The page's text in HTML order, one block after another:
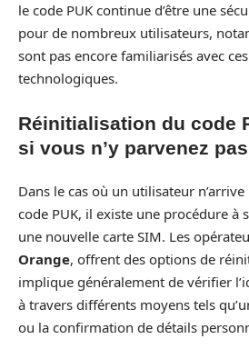
le code PUK continue d’être une
pour de nombreux utilisateurs,
sont pas encore familiarisés avec
technologiques.
Réinitialisation du code
si vous n’y parvenez
Dans le cas où un utilisateur n’arrive
code PUK, il existe une procédure à
une nouvelle carte SIM. Les
Orange, offrent des options de
implique généralement de vérifier
à travers différents moyens tels
ou la confirmation de détails